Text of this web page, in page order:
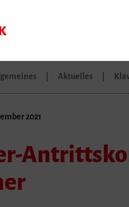
Aktuelles
2021